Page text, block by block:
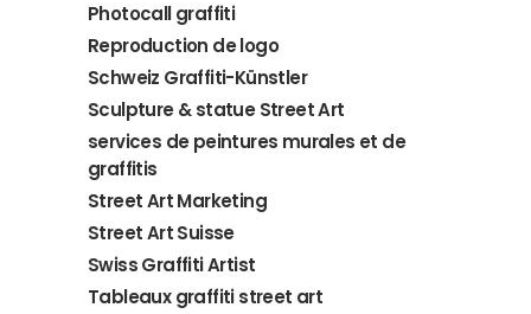
Photocall graffiti
Reproduction de logo
Schweiz Graffiti-Künstler
Sculpture & statue Street Art
services de peintures murales et de
graffitis
Street Art Marketing
Street Art Suisse
Swiss Graffiti Artist
Tableaux graffiti street art